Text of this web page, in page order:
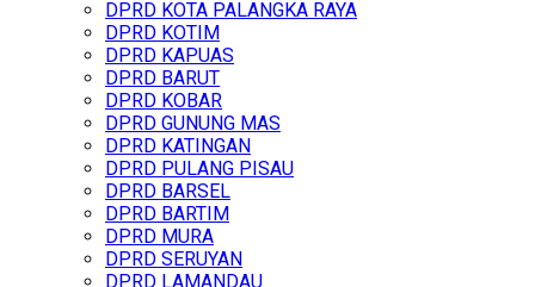
DPRD KOTA PALANGKA RAYA
DPRD KOTIM
DPRD KAPUAS
DPRD BARUT
DPRD KOBAR
DPRD GUNUNG MAS
DPRD KATINGAN
DPRD PULANG PISAU
DPRD BARSEL
DPRD BARTIM
DPRD MURA
DPRD SERUYAN
DPRD LAMANDAU